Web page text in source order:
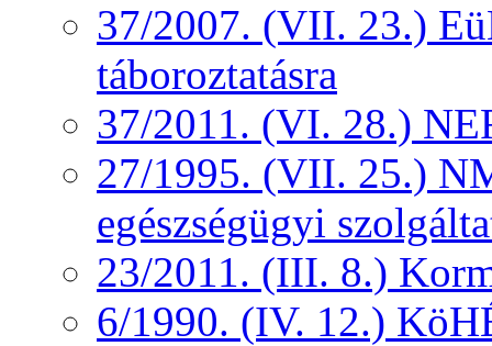
37/2007. (VII. 23.)
táboroztatásra
37/2011. (VI. 28.)
27/1995. (VII. 25.)
egészségügyi
23/2011. (III. 8.)
6/1990. (IV. 12.)